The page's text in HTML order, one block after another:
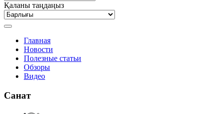
Қаланы таңдаңыз
Главная
Новости
Полезные статьи
Обзоры
Видео
Санат